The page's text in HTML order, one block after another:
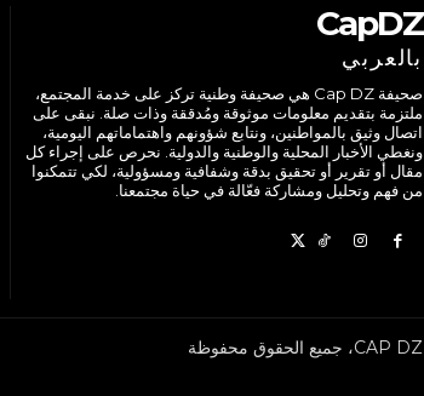
CapDZ
بالعربي
صحيفة Cap DZ هي صحيفة وطنية تركز على خدمة المجتمع،
ملتزمة بتقديم معلومات موثوقة ومُدققة وذات صلة. نبقى على
اتصال وثيق بالمواطنين، ونتابع شؤونهم واهتماماتهم اليومية،
ونغطي الأخبار المحلية والوطنية والدولية. نحرص على إجراء كل
مقال أو تقرير أو تحقيق بدقة وشفافية ومسؤولية، لكي تتمكنوا
من فهم وتحليل ومشاركة فعّالة في حياة مجتمعنا.